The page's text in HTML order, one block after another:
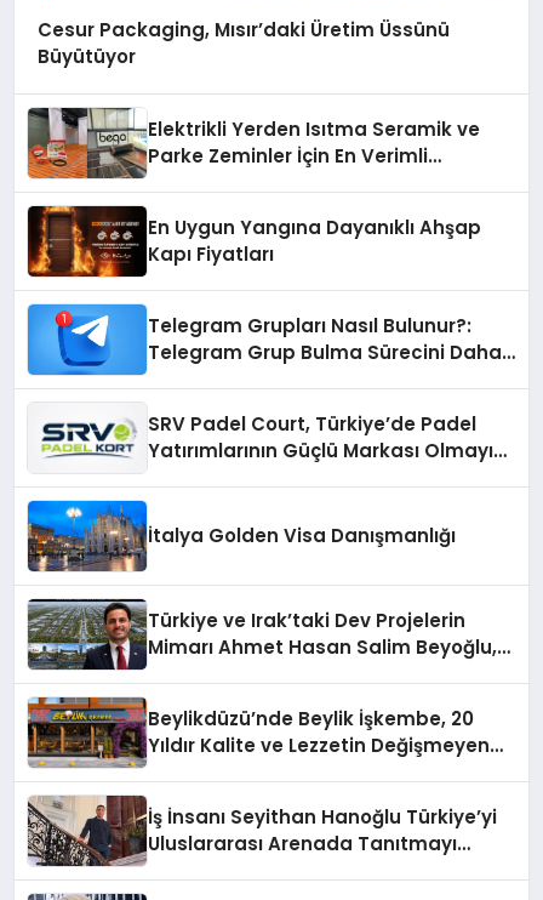
Cesur Packaging, Mısır’daki Üretim Üssünü
Büyütüyor
Elektrikli Yerden Isıtma Seramik ve
Parke Zeminler İçin En Verimli
En Uygun Yangına Dayanıklı Ahşap
Kapı Fiyatları
Telegram Grupları Nasıl Bulunur?:
Telegram Grup Bulma Sürecini Daha
SRV Padel Court, Türkiye’de Padel
Yatırımlarının Güçlü Markası Olmayı
İtalya Golden Visa Danışmanlığı
Türkiye ve Irak’taki Dev Projelerin
Mimarı Ahmet Hasan Salim Beyoğlu,
Hayata Geçirecek
Beylikdüzü’nde Beylik İşkembe, 20
Yıldır Kalite ve Lezzetin Değişmeyen
İş İnsanı Seyithan Hanoğlu Türkiye’yi
Uluslararası Arenada Tanıtmayı